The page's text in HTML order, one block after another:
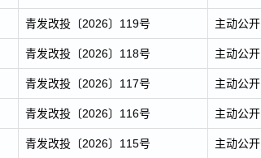
青发改投〔2026〕119号 主动公开
青发改投〔2026〕118号 主动公开
青发改投〔2026〕117号 主动公开
青发改投〔2026〕116号 主动公开
青发改投〔2026〕115号 主动公开